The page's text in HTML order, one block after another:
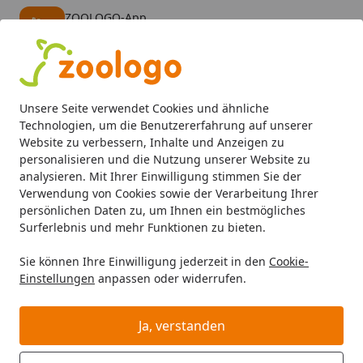
Unsere Seite verwendet Cookies und ähnliche
Technologien, um die Benutzererfahrung auf unserer
Website zu verbessern, Inhalte und Anzeigen zu
personalisieren und die Nutzung unserer Website zu
analysieren. Mit Ihrer Einwilligung stimmen Sie der
Verwendung von Cookies sowie der Verarbeitung Ihrer
persönlichen Daten zu, um Ihnen ein bestmögliches
Surferlebnis und mehr Funktionen zu bieten.
Sie können Ihre Einwilligung jederzeit in den Cookie-
Einstellungen anpassen oder widerrufen.
Ja, verstanden
ZOOLOGO-App
Alle Produkte
Mein Konto
Suchen
Startseite
Hund Hundefutter Nassfutter Fleischeslust Classic
Fleischeslust Classic 800g